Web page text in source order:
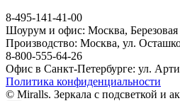
8-495-141-41-00
Шоурум и офис: Москва, Березовая
Производство: Москва, ул.
8-800-555-64-26
Офис в Санкт-Петербурге: ул.
Политика конфиденциальности
© Miralls. Зеркала с подсветкой и